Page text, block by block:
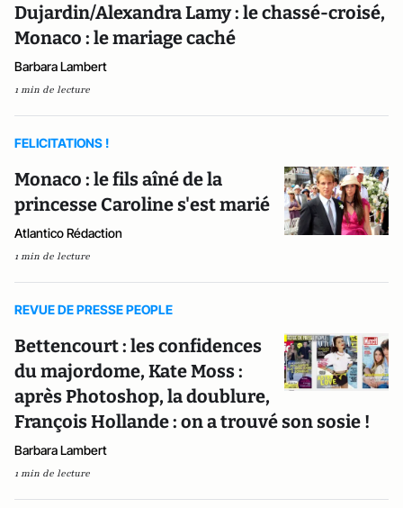
Dujardin/Alexandra Lamy : le chassé-croisé,
Monaco : le mariage caché
Barbara Lambert
1 min de lecture
FELICITATIONS !
Monaco : le fils aîné de la
princesse Caroline s'est marié
Atlantico Rédaction
1 min de lecture
REVUE DE PRESSE PEOPLE
Bettencourt : les confidences
du majordome, Kate Moss :
après Photoshop, la doublure,
François Hollande : on a trouvé son sosie !
Barbara Lambert
1 min de lecture